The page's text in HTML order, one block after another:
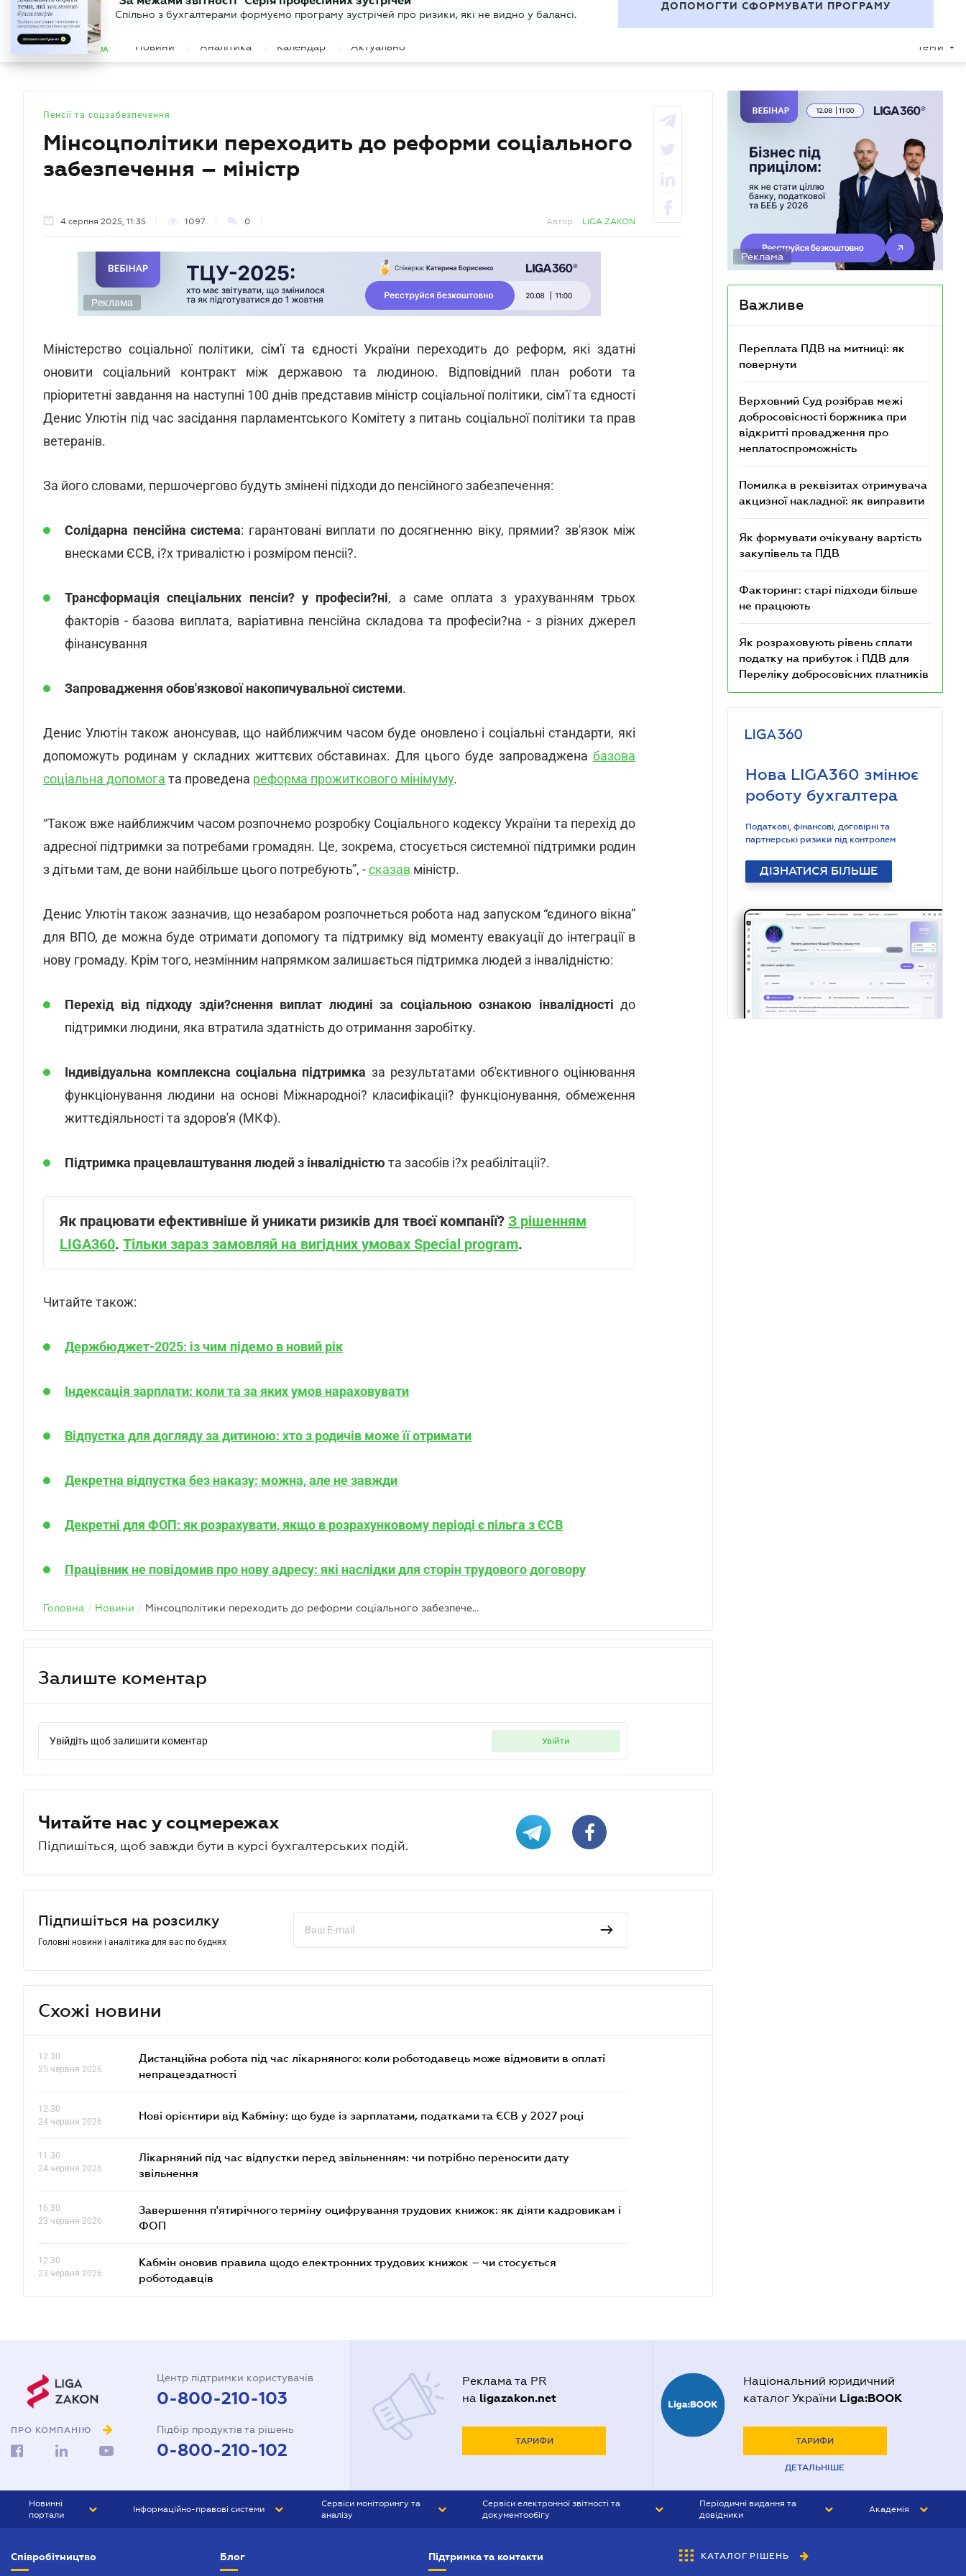
БІЗНЕСУ ЮРИСТУ БУХГАЛТЕРУ
БУХГАЛТЕР .UA Новини Аналітика Календар Актуально Теми
Спільно з бухгалтерами формуємо програму зустрічей про ризики, які не видно у балансі.
Пенсії та соцзабезпечення
Мінсоцполітики переходить до реформи соціального
забезпечення – міністр
4 серпня 2025, 11:35 1097 0 Автор: LIGA ZAKON
Реклама
Міністерство соціальної політики, сім'ї та єдності України переходить до реформ, які здатні
оновити соціальний контракт між державою та людиною. Відповідний план роботи та
пріоритетні завдання на наступні 100 днів представив міністр соціальної політики, сім'ї та єдності
Денис Улютін під час засідання парламентського Комітету з питань соціальної політики та прав
ветеранів.
За його словами, першочергово будуть змінені підходи до пенсійного забезпечення:
Солідарна пенсійна система: гарантовані виплати по досягненню віку, прямии? зв'язок між
внесками ЄСВ, і?х тривалістю і розміром пенсіі?.
Трансформація спеціальних пенсіи? у професіи?ні, а саме оплата з урахуванням трьох
факторів - базова виплата, варіативна пенсійна складова та професіи?на - з різних джерел
фінансування
Запровадження обов'язкової накопичувальної системи.
Денис Улютін також анонсував, що найближчим часом буде оновлено і соціальні стандарти, які
допоможуть родинам у складних життєвих обставинах. Для цього буде запроваджена базова
соціальна допомога та проведена реформа прожиткового мінімуму.
“Також вже найближчим часом розпочнемо розробку Соціального кодексу України та перехід до
адресної підтримки за потребами громадян. Це, зокрема, стосується системної підтримки родин
з дітьми там, де вони найбільше цього потребують”, -сказав міністр.
Денис Улютін також зазначив, що незабаром розпочнеться робота над запуском “єдиного вікна”
для ВПО, де можна буде отримати допомогу та підтримку від моменту евакуації до інтеграції в
нову громаду. Крім того, незмінним напрямком залишається підтримка людей з інвалідністю:
Перехід від підходу здіи?снення виплат людині за соціальною ознакою інвалідності до
підтримки людини, яка втратила здатність до отримання заробітку.
Індивідуальна комплексна соціальна підтримка за результатами об'єктивного оцінювання
функціонування людини на основі Міжнародноі? класифікаціі? функціонування, обмеження
життєдіяльності та здоров'я (МКФ).
Підтримка працевлаштування людей з інвалідністю та засобів і?х реабілітаціі?.
Як працювати ефективніше й уникати ризиків для твоєї компанії? З рішенням
LIGA360. Тільки зараз замовляй на вигідних умовах Special program.
Читайте також:
Держбюджет-2025: із чим підемо в новий рік
Індексація зарплати: коли та за яких умов нараховувати
Відпустка для догляду за дитиною: хто з родичів може її отримати
Декретна відпустка без наказу: можна, але не завжди
Декретні для ФОП: як розрахувати, якщо в розрахунковому періоді є пільга з ЄСВ
Працівник не повідомив про нову адресу: які наслідки для сторін трудового договору
Головна / Новини / Мінсоцполітики переходить до реформи соціального забезпечення – міністр
Залиште коментар
Увійдіть щоб залишити коментар увійти
Читайте нас у соцмережах
Підпишіться, щоб завжди бути в курсі бухгалтерських подій.
Підпишіться на розсилку
Головні новини і аналітика для вас по буднях
Схожі новини
12.30
25 червня 2026
Дистанційна робота під час лікарняного: коли роботодавець може відмовити в оплаті
непрацездатності
12.30
24 червня 2026
Нові орієнтири від Кабміну: що буде із зарплатами, податками та ЄСВ у 2027 році
11.30
24 червня 2026
Лікарняний під час відпустки перед звільненням: чи потрібно переносити дату
звільнення
16.30
23 червня 2026
Завершення п'ятирічного терміну оцифрування трудових книжок: як діяти кадровикам і
ФОП
12.30
23 червня 2026
Кабмін оновив правила щодо електронних трудових книжок – чи стосується
роботодавців
Реклама
Важливе
Переплата ПДВ на митниці: як
повернути
Верховний Суд розібрав межі
добросовісності боржника при
відкритті провадження про
неплатоспроможність
Помилка в реквізитах отримувача
акцизної накладної: як виправити
Як формувати очікувану вартість
закупівель та ПДВ
Факторинг: старі підходи більше
не працюють
Як розраховують рівень сплати
податку на прибуток і ПДВ для
Переліку добросовісних платників
Нова LIGA360 змінює
роботу бухгалтера
Податкові, фінансові, договірні та
партнерські ризики під контролем
ДІЗНАТИСЯ БІЛЬШЕ
ПРО КОМПАНІЮ
Центр підтримки користувачів
0-800-210-103
Підбір продуктів та рішень
0-800-210-102
Реклама та PR
на ligazakon.net
ТАРИФИ
Національний юридичний
каталог України Liga:BOOK
ТАРИФИ
ДЕТАЛЬНІШЕ
Новинні
портали
Інформаційно-правові системи
Сервіси моніторингу та
аналізу
Сервіси електронної звітності та
документообігу
Періодичні видання та
довідники
Академія
Співробітництво Блог Підтримка та контакти КАТАЛОГ РІШЕНЬ